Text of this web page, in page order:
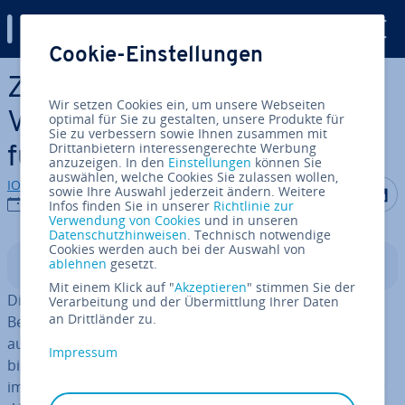
Zum Haupt­in­halt springen
Zoom-Al­ter­na­ti­ven im
Vergleich – die besten Tools
für Vi­deo­kon­fe­ren­zen
IONOS Redaktion
31.07.2025
Auf Auf
In­halts­ver­zeich­nis
Die Vi­deo­kon­fe­renz-Software Zoom erfreut sich großer
Be­liebt­heit. Es gibt aber auch andere Anbieter, die eine
aus­ge­reif­te Technik für netz­ba­sier­te Vi­deo­te­le­fo­nie
bieten. Wir stellen die wich­tigs­ten Al­ter­na­ti­ven zu Zoom
im Bereich Internet-Telefonie (auch „Voice over IP“ oder
Cookie-Einstellungen
Wir setzen Cookies ein, um unsere Webseiten
optimal für Sie zu gestalten, unsere Produkte für
Sie zu verbessern sowie Ihnen zusammen mit
Drittanbietern interessengerechte Werbung
anzuzeigen. In den Einstellungen können Sie
auswählen, welche Cookies Sie zulassen wollen,
sowie Ihre Auswahl jederzeit ändern. Weitere
Infos finden Sie in unserer Richtlinie zur
Verwendung von Cookies und in unseren
Datenschutzhinweisen. Technisch notwendige
Cookies werden auch bei der Auswahl von
ablehnen gesetzt.
Mit einem Klick auf "Akzeptieren" stimmen Sie der
Verarbeitung und der Übermittlung Ihrer Daten
an Drittländer zu.
Impressum